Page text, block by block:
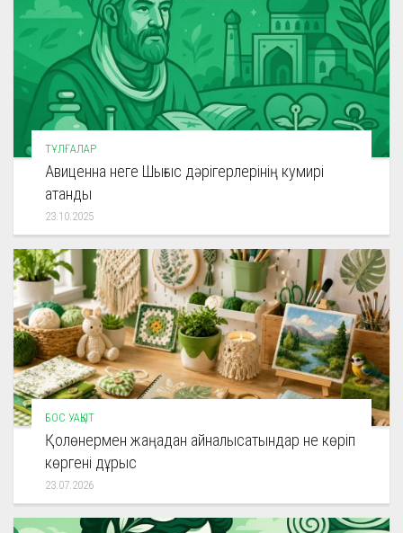
ТҰЛҒАЛАР
Авиценна неге Шығыс дәрігерлерінің кумирі
атанды
23.10.2025
БОС УАҚЫТ
Қолөнермен жаңадан айналысатындар не көріп
көргені дұрыс
23.07.2026